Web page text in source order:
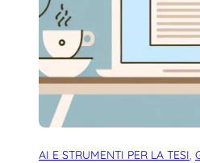
AI E STRUMENTI PER LA TESI,